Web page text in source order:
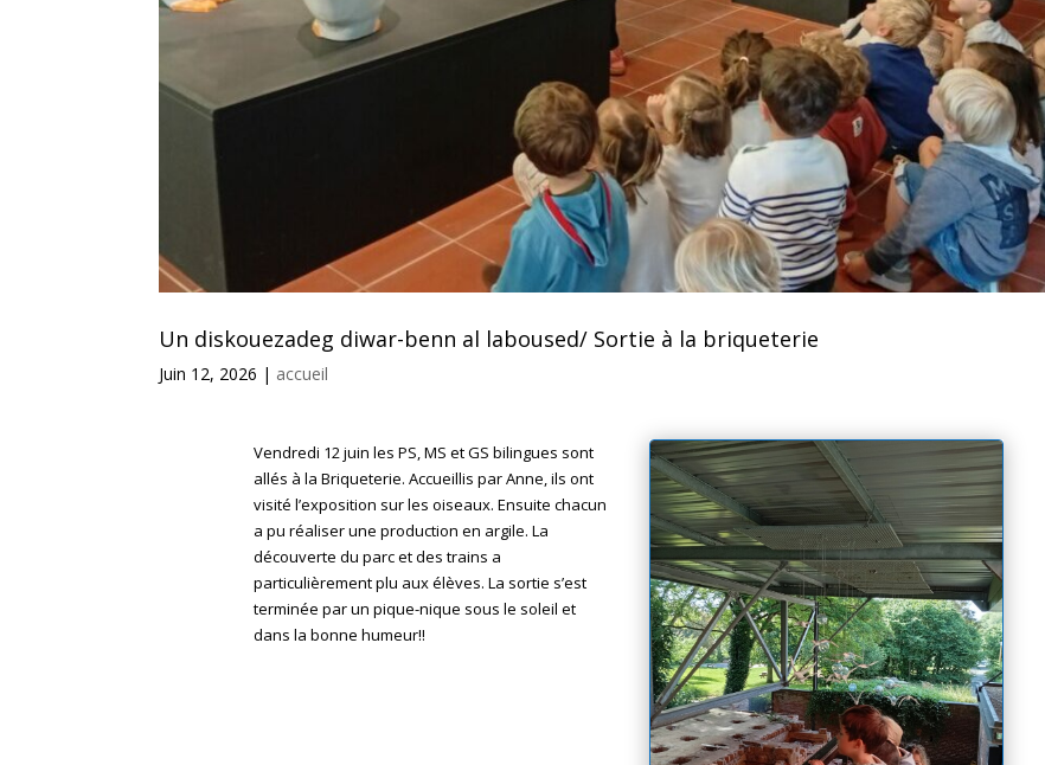
Un diskouezadeg diwar-benn al laboused/ Sortie à la briqueterie
Juin 12, 2026 | accueil
Vendredi 12 juin les PS, MS et GS bilingues sont
allés à la Briqueterie. Accueillis par Anne, ils ont
visité l’exposition sur les oiseaux. Ensuite chacun
a pu réaliser une production en argile. La
découverte du parc et des trains a
particulièrement plu aux élèves. La sortie s’est
terminée par un pique-nique sous le soleil et
dans la bonne humeur!!